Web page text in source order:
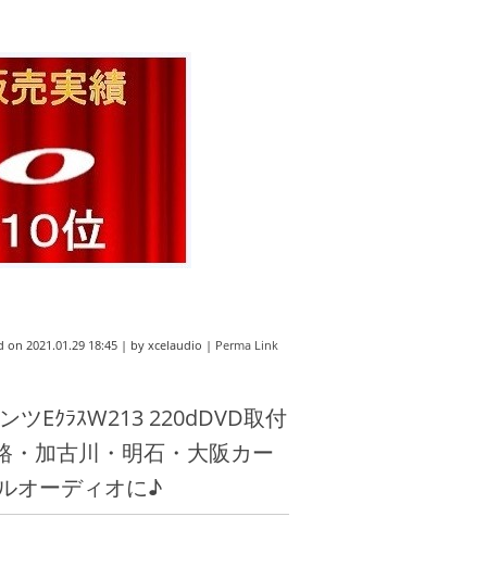
on 2021.01.29 18:45 | by xcelaudio | Perma Link
ツEｸﾗｽW213 220dDVD取付
・加古川・明石・大阪カー
オーディオに♪